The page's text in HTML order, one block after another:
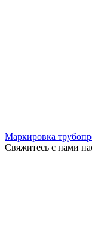
Маркировка
Свяжитесь с нами